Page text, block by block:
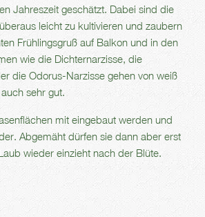
Jahreszeit geschätzt. Dabei sind die
leicht zu kultivieren und zaubern
Frühlingsgruß auf Balkon und in den
wie die Dichternarzisse, die
die Odorus-Narzisse gehen von weiß
sehr gut.
mit eingebaut werden und
Abgemäht dürfen sie dann aber erst
wieder einzieht nach der Blüte.